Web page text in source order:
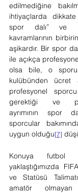
edilmediğine
ihtiyaçlarda
spor dalı” ve
kavramlarının
aşikardır. Bir spor
ile açıkça
olsa bile, o
kulübünden ücret
profesyonel
gerektiği ve
ayrımının spor
sporcular
uygun olduğu [7]
Konuya futbol
yaklaştığımızda
ve Statüsü
amatör olmayan